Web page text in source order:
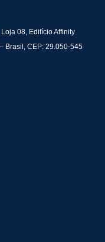
08, Edifício Affinity
Brasil, CEP: 29.050-545